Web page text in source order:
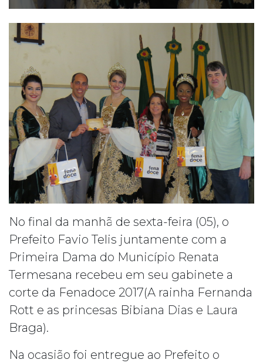
No final da manhã de sexta-feira (05), o
Prefeito Favio Telis juntamente com a
Primeira Dama do Município Renata
Termesana recebeu em seu gabinete a
corte da Fenadoce 2017(A rainha Fernanda
Rott e as princesas Bibiana Dias e Laura
Braga).
Na ocasião foi entregue ao Prefeito o